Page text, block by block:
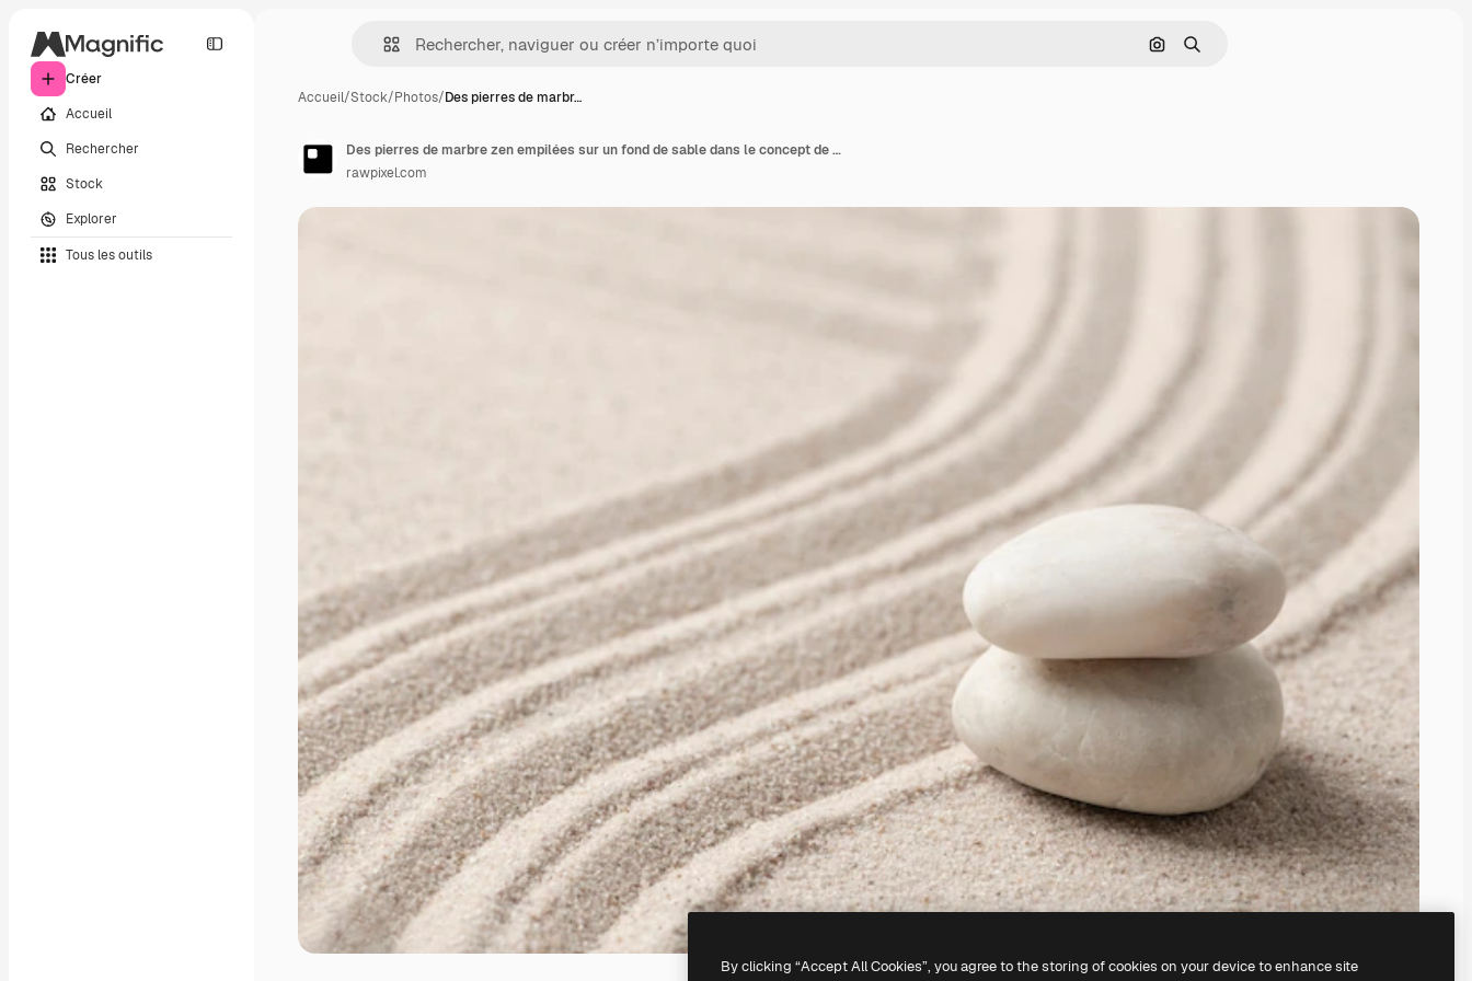
Créer
Accueil
Rechercher
Stock
Explorer
Tous les outils
Rechercher par image
Rechercher
Accueil/Stock/Photos/Des pierres de marbr…
Des pierres de marbre zen empilées sur un fond de sable dans le concept de pleine conscience
rawpixel.com
By clicking “Accept All Cookies”, you agree to the storing of cookies on your device to enhance site